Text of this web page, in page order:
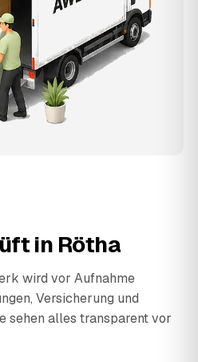
in Rötha
wird vor Aufnahme
Versicherung und
sehen alles transparent vor